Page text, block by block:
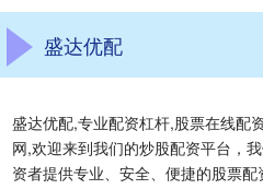
盛达优配
盛达优配,专业配资杠杆,股票在线配
网,欢迎来到我们的炒股配资平台，
资者提供专业、安全、便捷的股票